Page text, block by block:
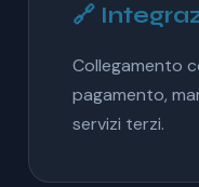
🔗
Collegamento
pagamento,
servizi terzi.